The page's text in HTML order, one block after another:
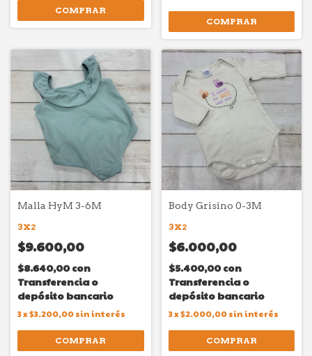
COMPRAR
COMPRAR
Malla HyM 3-6M
3X2
$9.600,00
$8.640,00con
Transferencia o
depósito bancario
3x$3.200,00sin interés
COMPRAR
Body Grisino 0-3M
3X2
$6.000,00
$5.400,00con
Transferencia o
depósito bancario
3x$2.000,00 sin interés
COMPRAR